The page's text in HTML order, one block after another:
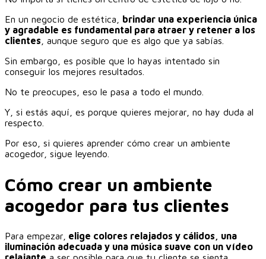
En un negocio de estética, brindar una experiencia única
y agradable es fundamental para atraer y retener a los
clientes , aunque seguro que es algo que ya sabías.
Sin embargo, es posible que lo hayas intentado sin
conseguir los mejores resultados.
No te preocupes, eso le pasa a todo el mundo.
Y, si estás aquí, es porque quieres mejorar, no hay duda al
respecto.
Por eso, si quieres aprender cómo crear un ambiente
acogedor, sigue leyendo.
Cómo crear un ambiente
acogedor para tus clientes
Para empezar, elige colores relajados y cálidos, una
iluminación adecuada y una música suave con un vídeo